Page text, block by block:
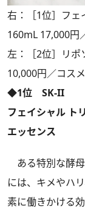
右：［1位］フェ
160mL 17,000円
左：［2位］リポ
10,000円／コス
◆1位 SK-II
フェイシャル ト
エッセンス
ある特別な酵
には、キメやハ
素に働きかける